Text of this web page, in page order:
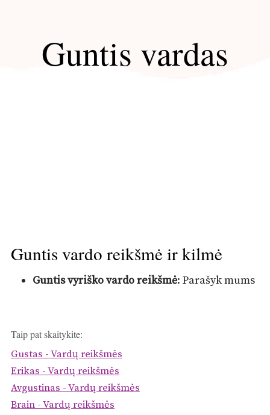
Guntis vardas
Guntis vardo reikšmė ir kilmė
Guntis vyriško vardo reikšmė: Parašyk mums
Taip pat skaitykite:
Gustas - Vardų reikšmės
Erikas - Vardų reikšmės
Avgustinas - Vardų reikšmės
Brain - Vardų reikšmės